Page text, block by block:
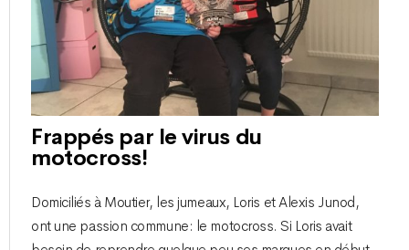
Frappés par le virus du
motocross!
Domiciliés à Moutier, les jumeaux, Loris et Alexis Junod,
ont une passion commune: le motocross. Si Loris avait